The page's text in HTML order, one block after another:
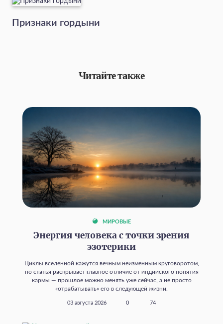
Признаки гордыни
Читайте также
МИРОВЫЕ
Энергия человека с точки зрения
эзотерики
Циклы вселенной кажутся вечным неизменным круговоротом,
но статья раскрывает главное отличие от индийского понятия
кармы — прошлое можно менять уже сейчас, а не просто
«отрабатывать» его в следующей жизни.
03 августа 2026 0 74